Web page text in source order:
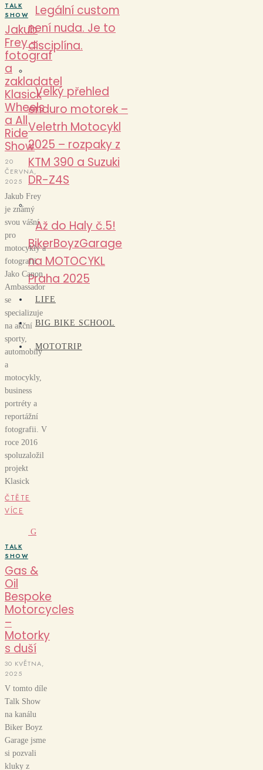
Legální custom
není nuda. Je to
disciplína.
Velký přehled
enduro motorek –
Veletrh Motocykl
2025 – rozpaky z
KTM 390 a Suzuki
DR-Z4S
Až do Haly č.5!
BikerBoyzGarage
na MOTOCYKL
Praha 2025
LIFE
BIG BIKE SCHOOL
MOTOTRIP
TALK
SHOW
Jakub
Frey –
fotograf
a
zakladatel
Klasick
Wheels
a All
Ride
Show
20
ČERVNA,
2025
Jakub Frey
je známý
svou vášní
pro
motocykly a
fotografii.
Jako Canon
Ambassador
se
specializuje
na akční
sporty,
automobily
a
motocykly,
business
portréty a
reportážní
fotografii. V
roce 2016
spoluzaložil
projekt
Klasick
ČTĚTE
VÍCE
G
TALK
SHOW
Gas &
Oil
Bespoke
Motorcycles
–
Motorky
s duší
30 KVĚTNA,
2025
V tomto díle
Talk Show
na kanálu
Biker Boyz
Garage jsme
si pozvali
kluky z